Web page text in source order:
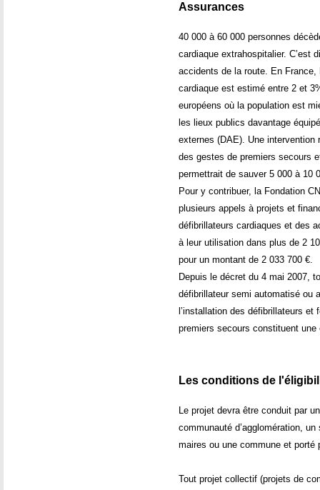
Assurances
40 000 à 60 000 personnes
cardiaque extrahospitalier. C’est
accidents de la route. En
cardiaque est estimé entre 2 et
européens où la population est
les lieux publics davantage
externes (DAE). Une intervention
des gestes de premiers secours
permettrait de sauver 5 000 à 10
Pour y contribuer, la Fondation
plusieurs appels à projets et
défibrillateurs cardiaques et des
à leur utilisation dans plus de 2
pour un montant de 2 033 700 €.
Depuis le décret du 4 mai 2007,
défibrillateur semi automatisé ou
l’installation des défibrillateurs
premiers secours constituent
Les conditions de
Le projet devra être conduit par
communauté d’agglomération,
maires ou une commune et porté
Tout projet collectif (projets de